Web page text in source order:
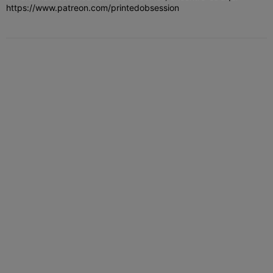
https://www.patreon.com/printedobsession